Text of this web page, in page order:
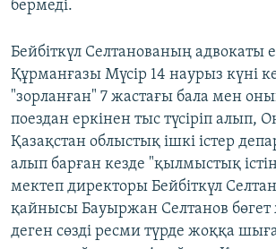
бермеді.
Бейбіткүл Селтанованың адвокаты
Құрманғазы Мүсір 14 наурыз күні
"зорланған" 7 жастағы бала мен
поездан еркінен тыс түсіріп алып,
Қазақстан облыстық ішкі істер
алып барған кезде "қылмыстық
мектеп директоры Бейбіткүл
қайнысы Бауыржан Селтанов
деген сөзді ресми түрде жоққа